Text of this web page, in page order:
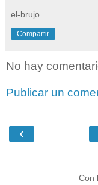
el-brujo
Compartir
No hay
Publicar un
‹
Con